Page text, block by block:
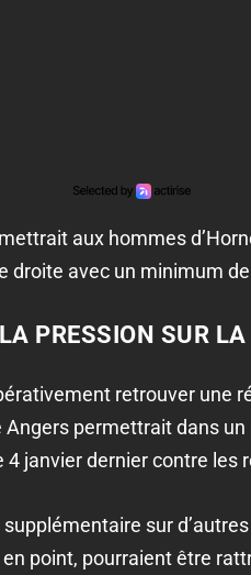
aux hommes
droite avec un minimum
PRESSION SUR
retrouver une
permettrait dans
4 janvier dernier contre les
sur
point, pourraient être